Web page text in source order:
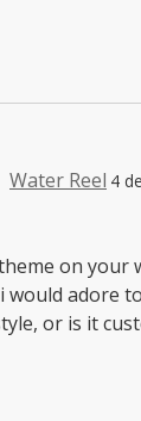
Water Reel 4
on your
would adore
or is it